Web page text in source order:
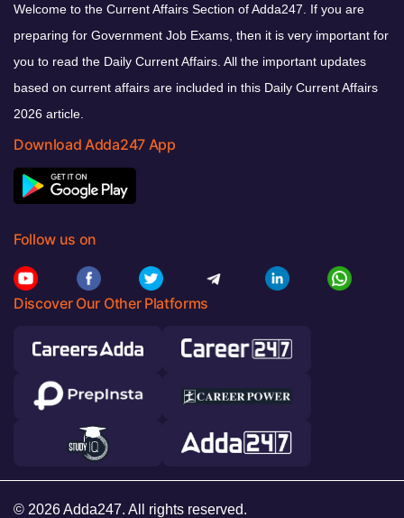
Welcome to the Current Affairs Section of Adda247. If you are
preparing for Government Job Exams, then it is very important for
you to read the Daily Current Affairs. All the important updates
based on current affairs are included in this Daily Current Affairs
2026 article.
Download Adda247 App
Follow us on
Discover Our Other Platforms
© 2026 Adda247. All rights reserved.